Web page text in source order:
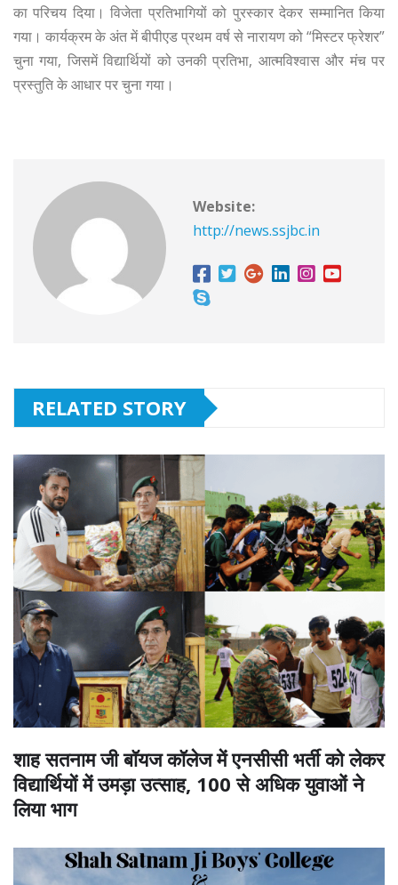
का परिचय दिया। विजेता प्रतिभागियों को पुरस्कार देकर सम्मानित किया
गया। कार्यक्रम के अंत में बीपीएड प्रथम वर्ष से नारायण को “मिस्टर फ्रेशर”
चुना गया, जिसमें विद्यार्थियों को उनकी प्रतिभा, आत्मविश्वास और मंच पर
प्रस्तुति के आधार पर चुना गया।
Website:
http://news.ssjbc.in
RELATED STORY
शाह सतनाम जी बॉयज कॉलेज में एनसीसी भर्ती को लेकर
विद्यार्थियों में उमड़ा उत्साह, 100 से अधिक युवाओं ने
लिया भाग